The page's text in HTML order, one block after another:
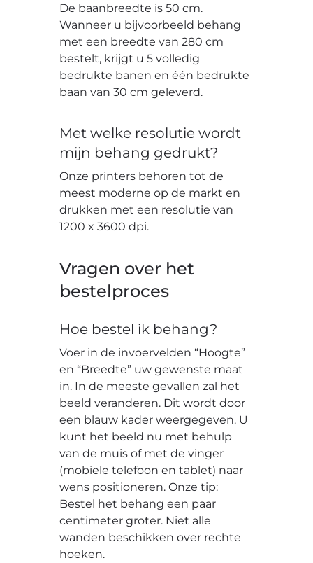
De baanbreedte is 50 cm.
Wanneer u bijvoorbeeld behang
met een breedte van 280 cm
bestelt, krijgt u 5 volledig
bedrukte banen en één bedrukte
baan van 30 cm geleverd.
Met welke resolutie wordt
mijn behang gedrukt?
Onze printers behoren tot de
meest moderne op de markt en
drukken met een resolutie van
1200 x 3600 dpi.
Vragen over het
bestelproces
Hoe bestel ik behang?
Voer in de invoervelden “Hoogte”
en “Breedte” uw gewenste maat
in. In de meeste gevallen zal het
beeld veranderen. Dit wordt door
een blauw kader weergegeven. U
kunt het beeld nu met behulp
van de muis of met de vinger
(mobiele telefoon en tablet) naar
wens positioneren. Onze tip:
Bestel het behang een paar
centimeter groter. Niet alle
wanden beschikken over rechte
hoeken.